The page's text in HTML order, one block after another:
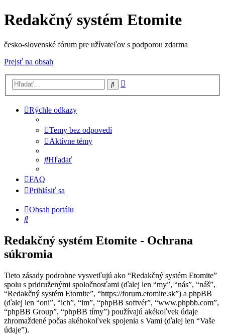
Redakčný systém Etomite
česko-slovenské fórum pre užívateľov s podporou zdarma
Prejsť na obsah
Hľadať
Rýchle odkazy
Temy bez odpovedí
Aktívne témy
Hľadať
FAQ
Prihlásiť sa
Obsah portálu
Hľadať
Redakčný systém Etomite - Ochrana
súkromia
Tieto zásady podrobne vysvetľujú ako “Redakčný systém Etomite”
spolu s pridruženými spoločnosťami (ďalej len “my”, “nás”, “náš”,
“Redakčný systém Etomite”, “https://forum.etomite.sk”) a phpBB
(ďalej len “oni”, “ich”, “im”, “phpBB softvér”, “www.phpbb.com”,
“phpBB Group”, “phpBB tímy”) používajú akékoľvek údaje
zhromaždené počas akéhokoľvek spojenia s Vami (ďalej len “Vaše
údaje”).